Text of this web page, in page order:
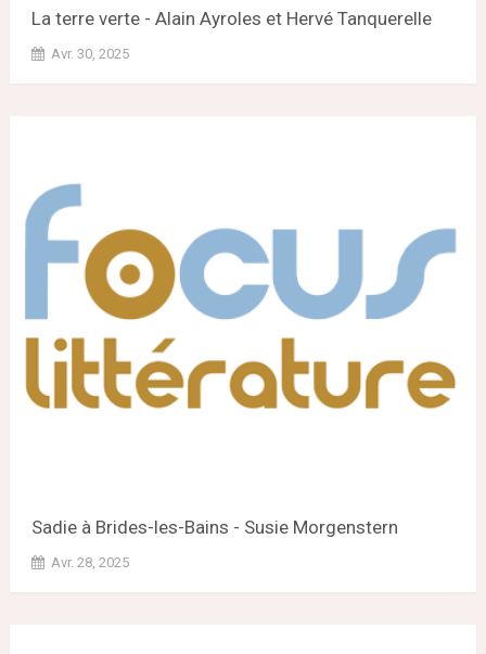
La terre verte - Alain Ayroles et Hervé Tanquerelle
Avr. 30, 2025
Sadie à Brides-les-Bains - Susie Morgenstern
Avr. 28, 2025